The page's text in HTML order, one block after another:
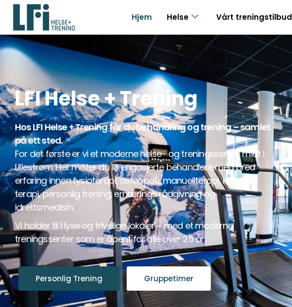
Hjem Helse Vårt treningstilbud
LFI Helse + Trening
Hos LFI Helse + Trening får du behandling og trening – samlet
på ett sted.
For det første er vi et moderne helse- og treningssenter midt i
Lillestrøm. Her møter du 13 engasjertebehandleremed bred
erfaring innenfysioterapi,osteopati,manuellterapi,kognitiv
terapi,personlig trening,ernærings rådgivningog
idrettsmedisin.
Vi holder til i lyse og trivelige lokaler– med et moderne
treningssenter som er åpent for alle over 25 år.
Personlig Trening Gruppetimer